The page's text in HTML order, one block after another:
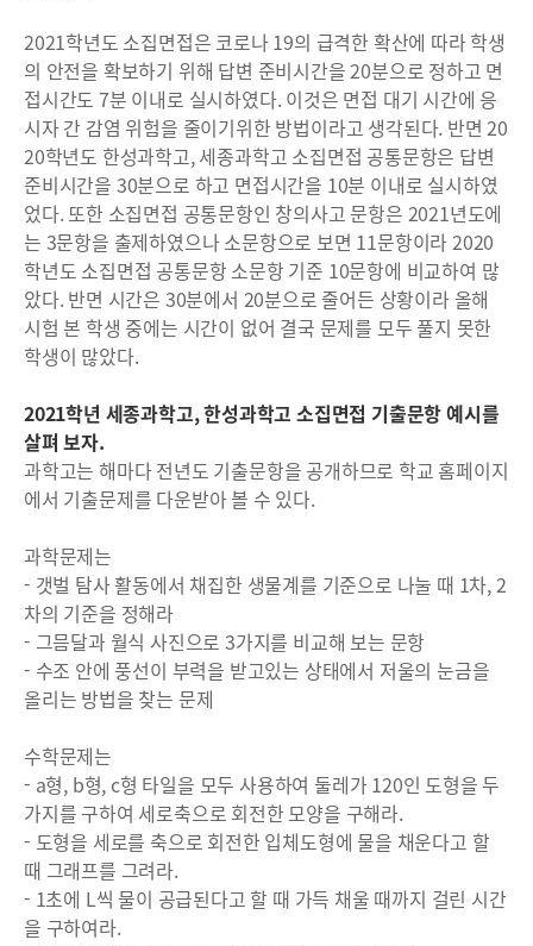
2021학년도 소집면접은 코로나 19의 급격한 확산에 따라 학생
의 안전을 확보하기 위해 답변 준비시간을 20분으로 정하고 면
접시간도 7분 이내로 실시하였다. 이것은 면접 대기 시간에 응
시자 간 감염 위험을 줄이기위한 방법이라고 생각된다. 반면 20
20학년도 한성과학고, 세종과학고 소집면접 공통문항은 답변
준비시간을 30분으로 하고 면접시간을 10분 이내로 실시하였
었다. 또한 소집면접 공통문항인 창의사고 문항은 2021년도에
는 3문항을 출제하였으나 소문항으로 보면 11문항이라 2020
학년도 소집면접 공통문항 소문항 기준 10문항에 비교하여 많
았다. 반면 시간은 30분에서 20분으로 줄어든 상황이라 올해
시험 본 학생 중에는 시간이 없어 결국 문제를 모두 풀지 못한
학생이 많았다.
2021학년 세종과학고, 한성과학고 소집면접 기출문항 예시를
살펴 보자.
과학고는 해마다 전년도 기출문항을 공개하므로 학교 홈페이지
에서 기출문제를 다운받아 볼 수 있다.
과학문제는
- 갯벌 탐사 활동에서 채집한 생물계를 기준으로 나눌 때 1차, 2
차의 기준을 정해라
- 그믐달과 월식 사진으로 3가지를 비교해 보는 문항
- 수조 안에 풍선이 부력을 받고있는 상태에서 저울의 눈금을
올리는 방법을 찾는 문제
수학문제는
- a형, b형, c형 타일을 모두 사용하여 둘레가 120인 도형을 두
가지를 구하여 세로축으로 회전한 모양을 구해라.
- 도형을 세로를 축으로 회전한 입체도형에 물을 채운다고 할
때 그래프를 그려라.
- 1초에 L씩 물이 공급된다고 할 때 가득 채울 때까지 걸린 시간
을 구하여라.